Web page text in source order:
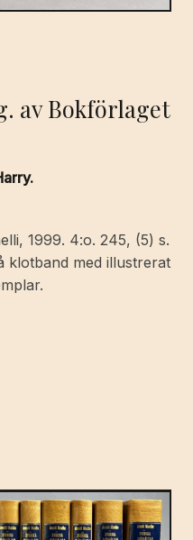
av Bokförlaget
1999. 4:o. 245, (5) s.
klotband med illustrerat